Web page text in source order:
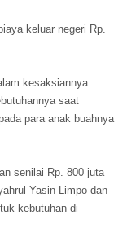
keluar negeri Rp.
kesaksiannya
saat
para anak buahnya
senilai Rp. 800 juta
Yasin Limpo dan
kebutuhan di